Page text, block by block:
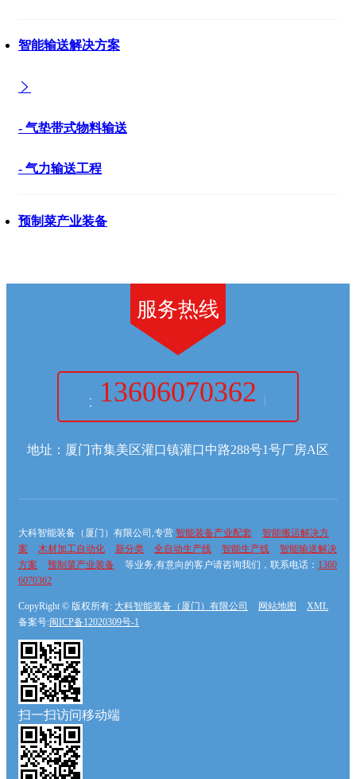
智能输送解决方案
- 气垫带式物料输送
- 气力输送工程
预制菜产业装备
服务热线
大科智能装备（厦门）有限公司
13606070362
地址：厦门市集美区灌口镇灌口中路288号1号厂房A区
大科智能装备（厦门）有限公司,专营 智能装备产业配套
智能搬运解决方
案
木材加工自动化 新分类 全自动生产线 智能生产线
智能输送解决
方案
预制菜产业装备 等业务,有意向的客户请咨询我们，联系电话： 1360
6070362
CopyRight © 版权所有: 大科智能装备（厦门）有限公司 网站地图
XML
备案号:闽ICP备12020309号-1
扫一扫访问移动端